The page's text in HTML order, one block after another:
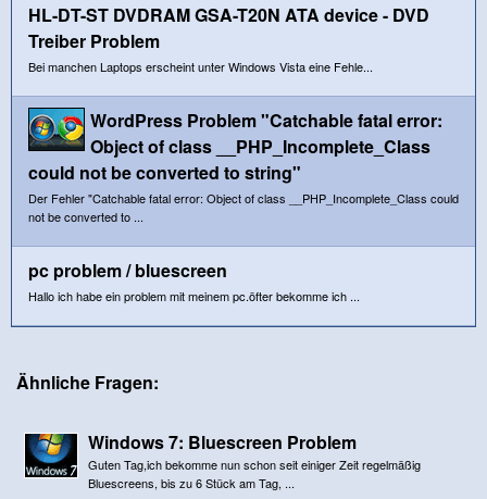
HL-DT-ST DVDRAM GSA-T20N ATA device - DVD
Treiber Problem
Bei manchen Laptops erscheint unter Windows Vista eine Fehle...
WordPress Problem "Catchable fatal error:
Object of class __PHP_Incomplete_Class
could not be converted to string"
Der Fehler "Catchable fatal error: Object of class __PHP_Incomplete_Class could
not be converted to ...
pc problem / bluescreen
Hallo ich habe ein problem mit meinem pc.öfter bekomme ich ...
Ähnliche Fragen:
Windows 7: Bluescreen Problem
Guten Tag,ich bekomme nun schon seit einiger Zeit regelmäßig
Bluescreens, bis zu 6 Stück am Tag, ...